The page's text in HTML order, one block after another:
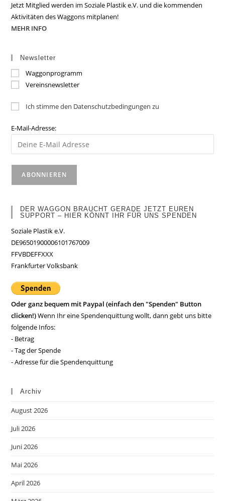
Jetzt Mitglied werden im Soziale Plastik e.V. und die kommenden
Aktivitäten des Waggons mitplanen!
MEHR INFO
Newsletter
Waggonprogramm
Vereinsnewsletter
Ich stimme den Datenschutzbedingungen zu
E-Mail-Adresse:
DER WAGGON BRAUCHT GERADE JETZT EUREN
SUPPORT – HIER KÖNNT IHR FÜR UNS SPENDEN
Soziale Plastik e.V.
DE96501900006101767009
FFVBDEFFXXX
Frankfurter Volksbank
Oder ganz bequem mit Paypal (einfach den "Spenden" Button
clicken!)Wenn Ihr eine Spendenquittung wollt, dann gebt uns bitte
folgende Infos:
- Betrag
- Tag der Spende
- Adresse für die Spendenquittung
Archiv
August 2026
Juli 2026
Juni 2026
Mai 2026
April 2026